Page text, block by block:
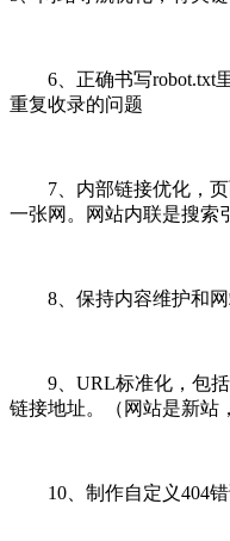
6、正确书写robot.txt里
重复收录的问题
7、内部链接优化，页
一张网。网站内联是搜
8、保持内容维护和网
9、URL标准化，包括
链接地址。（网站是新
10、制作自定义404错